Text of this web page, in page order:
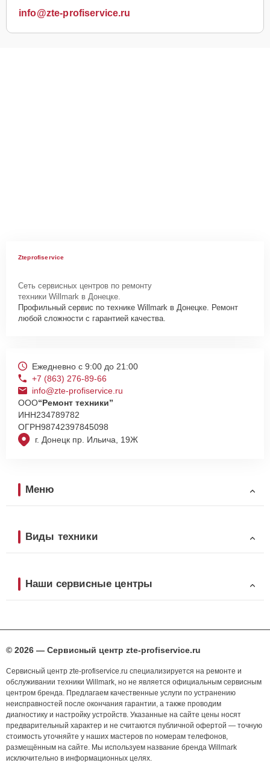
info@zte-profiservice.ru
Zteprofiservice
Сеть сервисных центров по ремонту
техники Willmark в Донецке.
Профильный сервис по технике Willmark в Донецке. Ремонт
любой сложности с гарантией качества.
г. Донецк пр. Ильича, 19Ж
Ежедневно с 9:00 до 21:00
+7 (863) 276-89-66
info@zte-profiservice.ru
ООО“Ремонт техники”
ИНН234789782
ОГРН98742397845098
Меню
Виды техники
Наши сервисные центры
© 2026 — Сервисный центр zte-profiservice.ru
Сервисный центр zte-profiservice.ru специализируется на ремонте и
обслуживании техники Willmark, но не является официальным сервисным
центром бренда. Предлагаем качественные услуги по устранению
неисправностей после окончания гарантии, а также проводим
диагностику и настройку устройств. Указанные на сайте цены носят
предварительный характер и не считаются публичной офертой — точную
стоимость уточняйте у наших мастеров по номерам телефонов,
размещённым на сайте. Мы используем название бренда Willmark
исключительно в информационных целях.